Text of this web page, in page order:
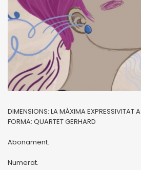
DIMENSIONS: LA MÀXIMA EXPRESSIVITAT
FORMA: QUARTET GERHARD
Abonament.
Numerat.